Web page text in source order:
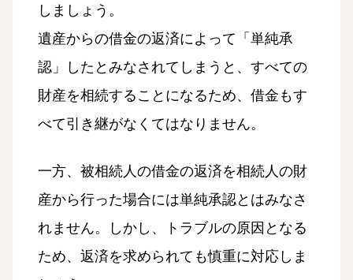
しましょう。
遺産からの借金の返済によって「単純承
認」したとみなされてしまうと、すべての
財産を相続することになるため、借金もす
べて引き継がなくてはなりません。
一方、被相続人の借金の返済を相続人の財
産から行った場合には単純承認とはみなさ
れません。しかし、トラブルの原因となる
ため、返済を求められても慎重に対応しま